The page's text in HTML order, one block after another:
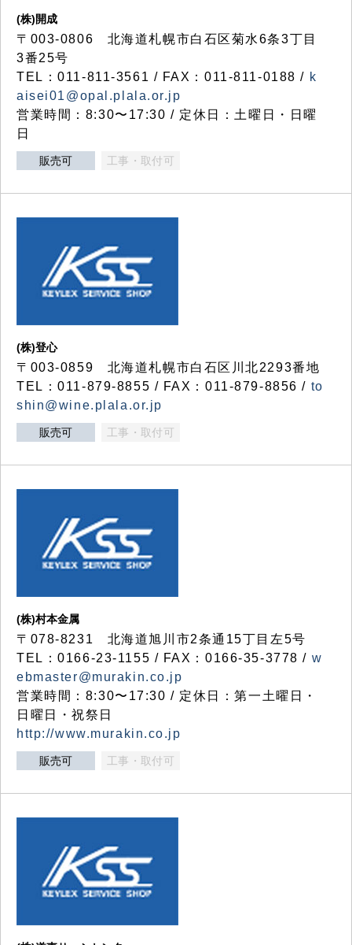
(株)開成
〒003-0806 北海道札幌市白石区菊水6条3丁目
3番25号
TEL：011-811-3561 / FAX：011-811-0188 / k
aisei01@opal.plala.or.jp
営業時間：8:30〜17:30 / 定休日：土曜日・日曜
日
販売可 工事・取付可
(株)登心
〒003-0859 北海道札幌市白石区川北2293番地
TEL：011-879-8855 / FAX：011-879-8856 / to
shin@wine.plala.or.jp
販売可 工事・取付可
(株)村本金属
〒078-8231 北海道旭川市2条通15丁目左5号
TEL：0166-23-1155 / FAX：0166-35-3778 / w
ebmaster@murakin.co.jp
営業時間：8:30〜17:30 / 定休日：第一土曜日・
日曜日・祝祭日
http://www.murakin.co.jp
販売可 工事・取付可